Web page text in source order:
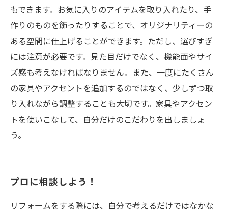
もできます。お気に入りのアイテムを取り入れたり、手
作りのものを飾ったりすることで、オリジナリティーの
ある空間に仕上げることができます。ただし、選びすぎ
には注意が必要です。見た目だけでなく、機能面やサイ
ズ感も考えなければなりません。また、一度にたくさん
の家具やアクセントを追加するのではなく、少しずつ取
り入れながら調整することも大切です。家具やアクセン
トを使いこなして、自分だけのこだわりを出しましょ
う。
プロに相談しよう！
リフォームをする際には、自分で考えるだけではなかな